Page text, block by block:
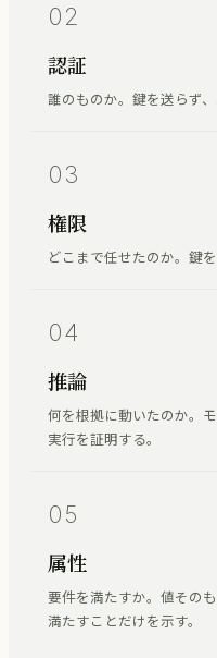
02
認証
誰のものか。鍵を送らず、
03
権限
どこまで任せたのか。鍵
04
推論
何を根拠に動いたのか。
実行を証明する。
05
属性
要件を満たすか。値そのも
満たすことだけを示す。